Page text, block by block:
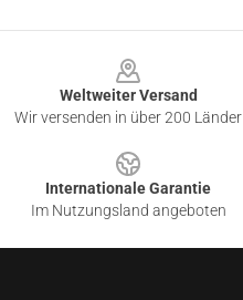
Weltweiter Versand
Wir versenden in über 200 Länder
Internationale Garantie
Im Nutzungsland angeboten